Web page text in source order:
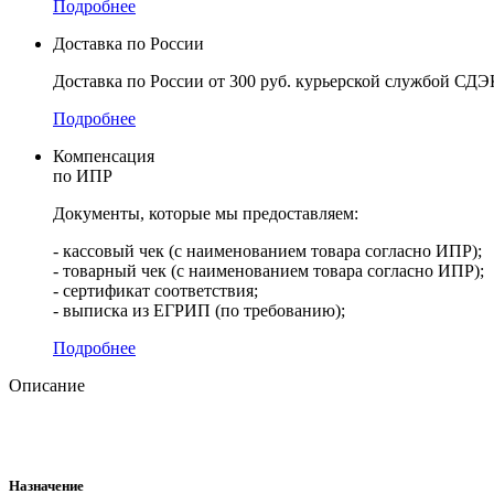
Подробнее
Доставка по России
Доставка по России от 300 руб. курьерской службой
Подробнее
Компенсация
по ИПР
Документы, которые мы предоставляем:
- кассовый чек (с наименованием товара согласно ИПР);
- товарный чек (с наименованием товара согласно ИПР);
- сертификат соответствия;
- выписка из ЕГРИП (по требованию);
Подробнее
Описание
Назначение